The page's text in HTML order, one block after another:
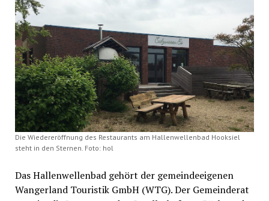
Die Wiedereröffnung des Restaurants am Hallenwellenbad Hooksiel
steht in den Sternen. Foto: hol
Das Hallenwellenbad gehört der gemeindeeigenen
Wangerland Touristik GmbH (WTG). Der Gemeinderat